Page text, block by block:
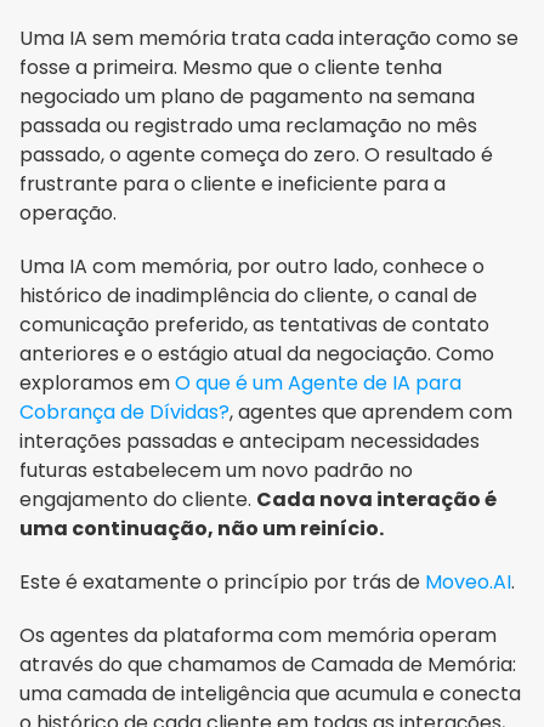
Uma IA sem memória trata cada interação como se
fosse a primeira. Mesmo que o cliente tenha
negociado um plano de pagamento na semana
passada ou registrado uma reclamação no mês
passado, o agente começa do zero. O resultado é
frustrante para o cliente e ineficiente para a
operação.
Uma IA com memória, por outro lado, conhece o
histórico de inadimplência do cliente, o canal de
comunicação preferido, as tentativas de contato
anteriores e o estágio atual da negociação. Como
exploramos em O que é um Agente de IA para
Cobrança de Dívidas?, agentes que aprendem com
interações passadas e antecipam necessidades
futuras estabelecem um novo padrão no
engajamento do cliente. Cada nova interação é
uma continuação, não um reinício.
Este é exatamente o princípio por trás de Moveo.AI.
Os agentes da plataforma com memória operam
através do que chamamos de Camada de Memória:
uma camada de inteligência que acumula e conecta